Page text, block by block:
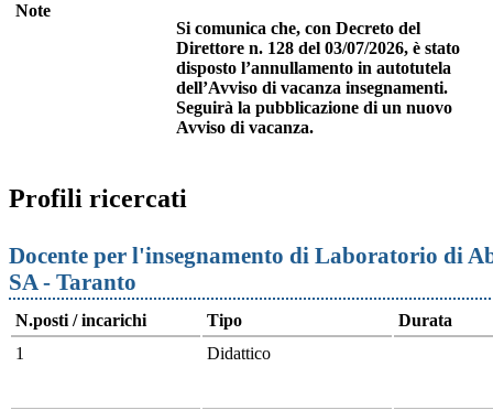
Note
Si comunica che, con Decreto del
Direttore n. 128 del 03/07/2026, è stato
disposto l’annullamento in autotutela
dell’Avviso di vacanza insegnamenti.
Seguirà la pubblicazione di un nuovo
Avviso di vacanza.
Profili ricercati
Docente per l'insegnamento di Laboratorio di
SA - Taranto
N.posti / incarichi Tipo
Durata
1
Didattico